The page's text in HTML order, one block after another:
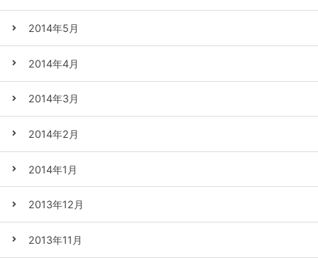
2014年5月
2014年4月
2014年3月
2014年2月
2014年1月
2013年12月
2013年11月